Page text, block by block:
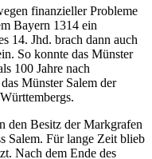
finanzieller Probleme
Bayern 1314 ein
14. Jhd. brach dann auch
So konnte das Münster
100 Jahre nach
Münster Salem der
den Besitz der Markgrafen
Salem. Für lange Zeit blieb
Nach dem Ende des